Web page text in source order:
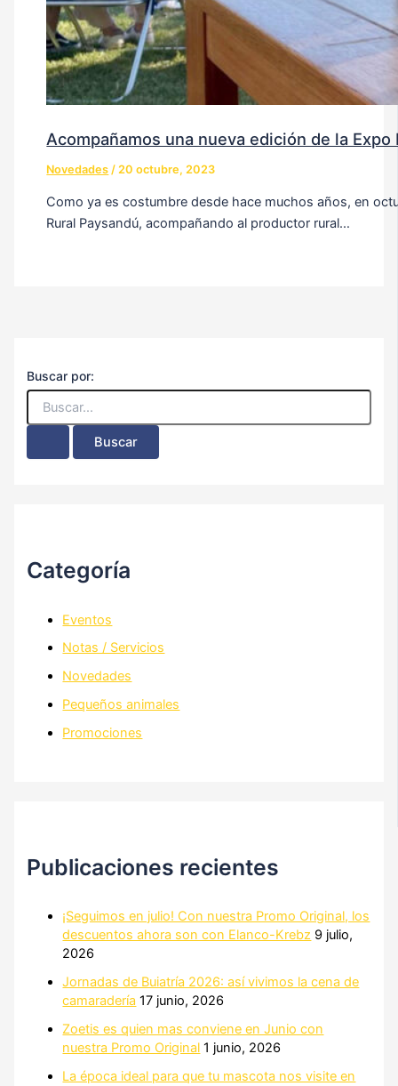
Acompañamos una nueva edición de la Expo
Novedades / 20 octubre, 2023
Como ya es costumbre desde hace muchos años, en
Rural Paysandú, acompañando al productor rural…
Buscar por:
Categoría
Eventos
Notas / Servicios
Novedades
Pequeños animales
Promociones
Publicaciones recientes
¡Seguimos en julio! Con nuestra Promo Original, los
descuentos ahora son con Elanco-Krebz 9 julio,
2026
Jornadas de Buiatría 2026: así vivimos la cena de
camaradería 17 junio, 2026
Zoetis es quien mas conviene en Junio con
nuestra Promo Original 1 junio, 2026
La época ideal para que tu mascota nos visite en